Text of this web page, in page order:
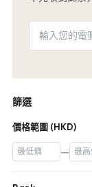
篩選
價格範圍 (HKD)
—